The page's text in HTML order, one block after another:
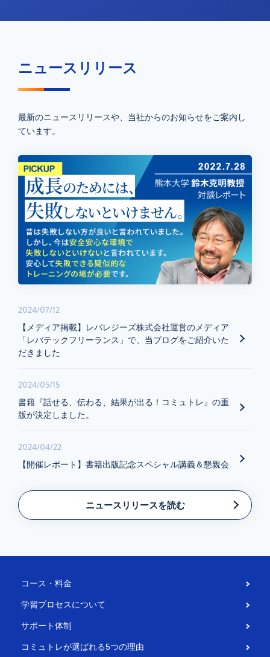
ニュースリリース
最新のニュースリリースや、当社からのお知らせをご案内し
ています。
2024/07/12
【メディア掲載】レバレジーズ株式会社運営のメディア
「レバテックフリーランス」で、当ブログをご紹介いた
だきました
2024/05/15
書籍『話せる、伝わる、結果が出る！コミュトレ』の重
版が決定しました。
2024/04/22
【開催レポート】書籍出版記念スペシャル講義＆懇親会
ニュースリリースを読む
コース・料金
学習プロセスについて
サポート体制
コミュトレが選ばれる5つの理由